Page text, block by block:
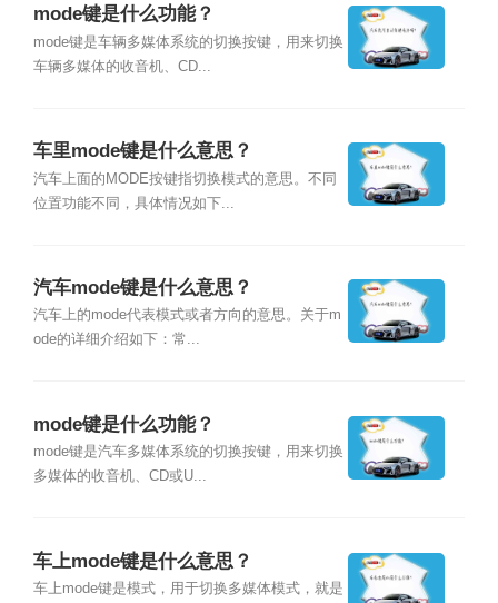
mode键是什么功能？
mode键是车辆多媒体系统的切换按键，用来切换
车辆多媒体的收音机、CD...
车里mode键是什么意思？
汽车上面的MODE按键指切换模式的意思。不同
位置功能不同，具体情况如下...
汽车mode键是什么意思？
汽车上的mode代表模式或者方向的意思。关于m
ode的详细介绍如下：常...
mode键是什么功能？
mode键是汽车多媒体系统的切换按键，用来切换
多媒体的收音机、CD或U...
车上mode键是什么意思？
车上mode键是模式，用于切换多媒体模式，就是